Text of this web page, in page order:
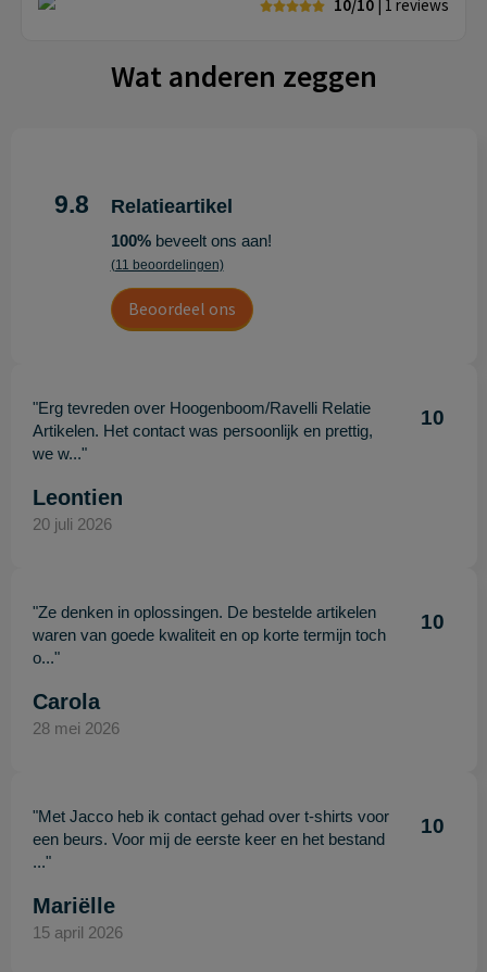
10/10 | 1 reviews
Wat anderen zeggen
9.8 Relatieartikel
100%beveelt ons aan!
(11 beoordelingen)
Beoordeel ons
"Erg tevreden over Hoogenboom/Ravelli Relatie
Artikelen. Het contact was persoonlijk en prettig,
we w..."
10
Leontien
20 juli 2026
"Ze denken in oplossingen. De bestelde artikelen
waren van goede kwaliteit en op korte termijn toch
o..."
10
Carola
28 mei 2026
"Met Jacco heb ik contact gehad over t-shirts voor
een beurs. Voor mij de eerste keer en het bestand
..."
10
Mariëlle
15 april 2026